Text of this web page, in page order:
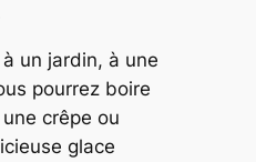
un jardin, à une
pourrez boire
crêpe ou
glace